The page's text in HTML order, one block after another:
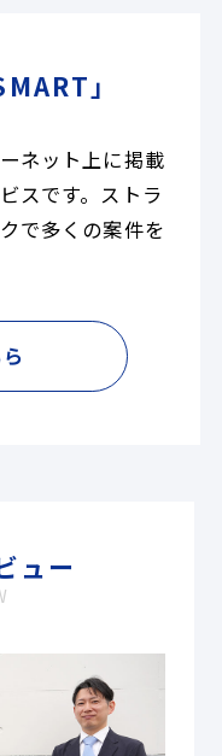
」
ネット上に掲載
スです。ストラ
で多くの案件を
ュー